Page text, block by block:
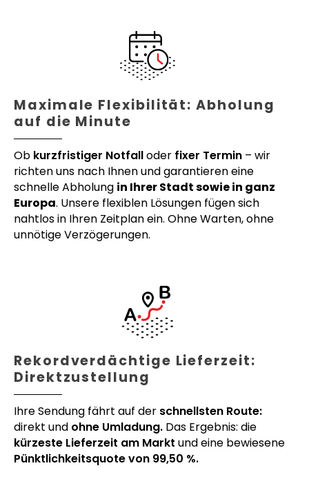
Maximale Flexibilität: Abholung
auf die Minute
Ob kurzfristiger Notfalloder fixer Termin – wir
richten uns nach Ihnen und garantieren eine
schnelle Abholung in Ihrer Stadt sowie in ganz
Europa. Unsere flexiblen Lösungen fügen sich
nahtlos in Ihren Zeitplan ein. Ohne Warten, ohne
unnötige Verzögerungen.
Rekordverdächtige Lieferzeit:
Direktzustellung
Ihre Sendung fährt auf der schnellsten Route:
direkt und ohne Umladung. Das Ergebnis: die
kürzeste Lieferzeit am Markt und eine bewiesene
Pünktlichkeitsquote von 99,50 %.